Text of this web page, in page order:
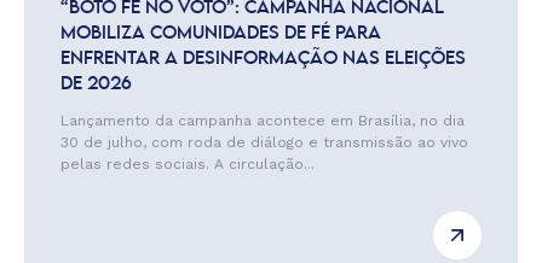
“BOTO FÉ NO VOTO”: CAMPANHA NACIONAL
MOBILIZA COMUNIDADES DE FÉ PARA
ENFRENTAR A DESINFORMAÇÃO NAS ELEIÇÕES
DE 2026
Lançamento da campanha acontece em Brasília, no dia
30 de julho, com roda de diálogo e transmissão ao vivo
pelas redes sociais. A circulação...